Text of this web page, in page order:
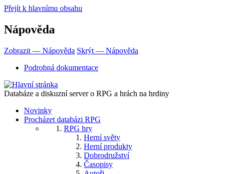
Přejít k hlavnímu obsahu
Nápověda
Zobrazit — Nápověda Skrýt — Nápověda
Podrobná dokumentace
Databáze a diskuzní server o RPG a hrách na hrdiny
Novinky
Procházet databázi RPG
RPG hry
Herní světy
Herní produkty
Dobrodružství
Časopisy